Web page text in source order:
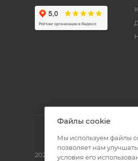
2026 © Полиграф кит -
Файлы cookie
Мы используем файлы
позволяет нам
условия его